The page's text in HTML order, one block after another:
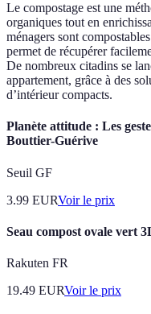
Le compostage est une
organiques tout en
ménagers sont
permet de récupérer
De nombreux citadins se
appartement, grâce à des
d’intérieur compacts.
Planète attitude : Les
Bouttier-Guérive
Seuil GF
3.99 EURVoir le prix
Seau compost ovale vert
Rakuten FR
19.49 EURVoir le prix